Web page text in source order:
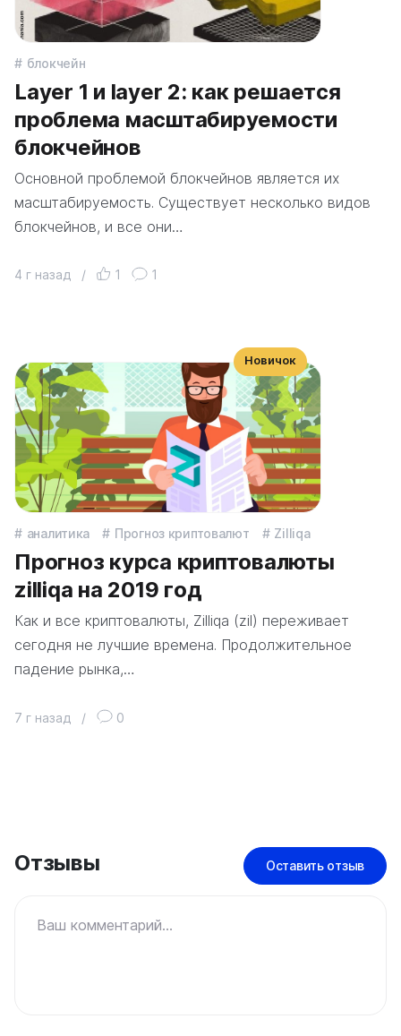
блокчейн
Layer 1 и layer 2: как решается
проблема масштабируемости
блокчейнов
Основной проблемой блокчейнов является их
масштабируемость. Существует несколько видов
блокчейнов, и все они…
4 г назад / 1 1
аналитика Прогноз криптовалют Zilliqa
Прогноз курса криптовалюты
zilliqa на 2019 год
Как и все криптовалюты, Zilliqa (zil) переживает
сегодня не лучшие времена. Продолжительное
падение рынка,…
7 г назад / 0
Новичок
Отзывы Оставить отзыв
Ваш комментарий...